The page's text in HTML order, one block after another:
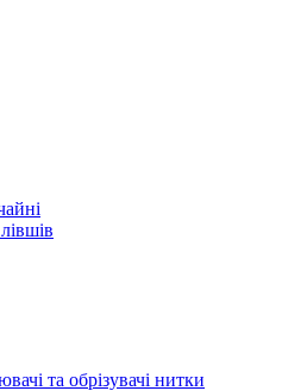
та обрізувачі нитки